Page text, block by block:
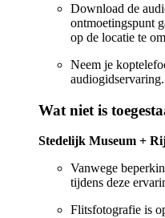
Download de
ontmoetingspunt
op de locatie te
Neem je
audiogidservaring.
Wat niet is
Stedelijk Museum +
Vanwege
tijdens deze
Flitsfotografie is